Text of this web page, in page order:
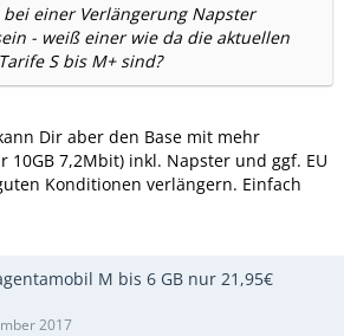
einer Verlängerung Napster
- weiß einer wie da die aktuellen
S bis M+ sind?
Dir aber den Base mit mehr
10GB 7,2Mbit) inkl. Napster und ggf. EU
Konditionen verlängern. Einfach
M bis 6 GB nur 21,95€
2017